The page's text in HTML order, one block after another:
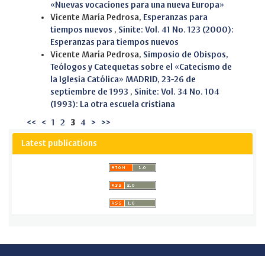
«Nuevas vocaciones para una nueva Europa»
Vicente María Pedrosa, Esperanzas para
tiempos nuevos , Sinite: Vol. 41 No. 123 (2000):
Esperanzas para tiempos nuevos
Vicente María Pedrosa, Simposio de Obispos,
Teólogos y Catequetas sobre el «Catecismo de
la Iglesia Católica» MADRID, 23-26 de
septiembre de 1993 , Sinite: Vol. 34 No. 104
(1993): La otra escuela cristiana
<< < 1 2 3 4 > >>
Latest publications